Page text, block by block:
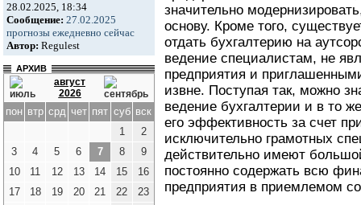
28.02.2025, 18:34
Сообщение: 27.02.2025
прогнозы ежедневно сейчас
Автор: Regulest
АРХИВ
август
2026
пон втр срд чет пят суб вск
1
2
3
4 5 6 7 8
9
10
11 12 13 14 15
16
17
18 19 20 21 22
23
значительно
основу. Кроме того,
отдать бухгалтерию на
ведение специалистам, не
предприятия и
извне. Поступая так, можно
ведение бухгалтерии и в то
его эффективность за счет
исключительно грамотных
действительно имеют
постоянно содержать всю
предприятия в приемлемом